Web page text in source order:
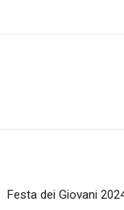
Festa dei Giovani